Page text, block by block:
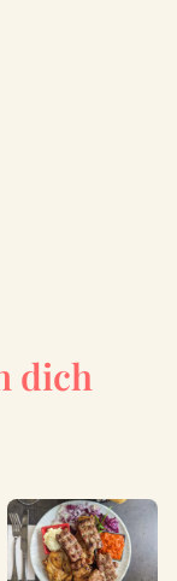
dich